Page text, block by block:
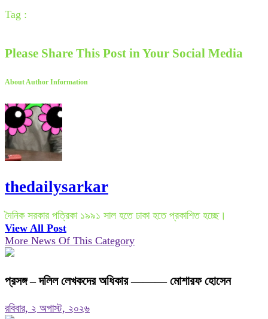
Tag :
Please Share This Post in Your Social Media
About Author Information
thedailysarkar
দৈনিক সরকার পত্রিকা ১৯৯১ সাল হতে ঢাকা হতে প্রকাশিত হচ্ছে।
View All Post
More News Of This Category
প্রসঙ্গ – দলিল লেখকদের অধিকার ——— মোশারফ হোসেন
রবিবার, ২ অগাস্ট, ২০২৬